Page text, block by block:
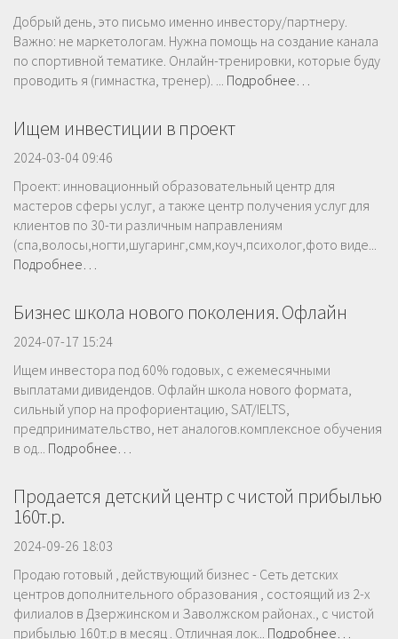
Добрый день, это письмо именно инвестору/партнеру.
Важно: не маркетологам. Нужна помощь на создание канала
по спортивной тематике. Онлайн-тренировки, которые буду
проводить я (гимнастка, тренер). ... Подробнее…
Ищем инвестиции в проект
2024-03-04 09:46
Проект: инновационный образовательный центр для
мастеров сферы услуг, а также центр получения услуг для
клиентов по 30-ти различным направлениям
(спа,волосы,ногти,шугаринг,смм,коуч,психолог,фото виде...
Подробнее…
Бизнес школа нового поколения. Офлайн
2024-07-17 15:24
Ищем инвестора под 60% годовых, с ежемесячными
выплатами дивидендов. Офлайн школа нового формата,
сильный упор на профориентацию, SAT/IELTS,
предпринимательство, нет аналогов.комплексное обучения
в од... Подробнее…
Продается детский центр с чистой прибылью
160т.р.
2024-09-26 18:03
Продаю готовый , действующий бизнес - Сеть детских
центров дополнительного образования , состоящий из 2-х
филиалов в Дзержинском и Заволжском районах., с чистой
прибылью 160т.р в месяц . Отличная лок... Подробнее…